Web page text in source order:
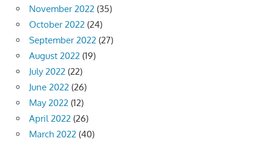
November 2022 (35)
October 2022 (24)
September 2022 (27)
August 2022 (19)
July 2022 (22)
June 2022 (26)
May 2022 (12)
April 2022 (26)
March 2022 (40)